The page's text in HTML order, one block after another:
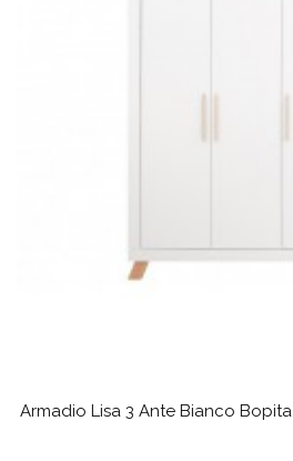
Armadio Lisa 3 Ante Bianco Bopita